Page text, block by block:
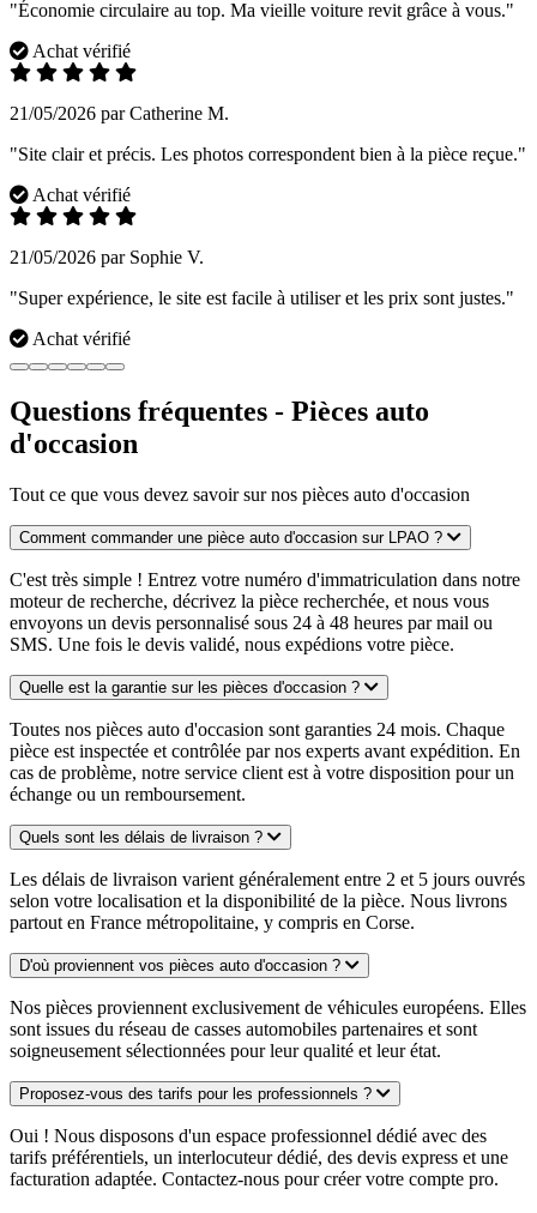
"Économie circulaire au top. Ma vieille voiture revit grâce à vous."
Achat vérifié
21/05/2026 par Catherine M.
"Site clair et précis. Les photos correspondent bien à la pièce reçue."
Achat vérifié
21/05/2026 par Sophie V.
"Super expérience, le site est facile à utiliser et les prix sont justes."
Achat vérifié
Questions fréquentes - Pièces auto
d'occasion
Tout ce que vous devez savoir sur nos pièces auto d'occasion
Comment commander une pièce auto d'occasion sur LPAO ?
C'est très simple ! Entrez votre numéro d'immatriculation dans notre
moteur de recherche, décrivez la pièce recherchée, et nous vous
envoyons un devis personnalisé sous 24 à 48 heures par mail ou
SMS. Une fois le devis validé, nous expédions votre pièce.
Quelle est la garantie sur les pièces d'occasion ?
Toutes nos pièces auto d'occasion sont garanties 24 mois. Chaque
pièce est inspectée et contrôlée par nos experts avant expédition. En
cas de problème, notre service client est à votre disposition pour un
échange ou un remboursement.
Quels sont les délais de livraison ?
Les délais de livraison varient généralement entre 2 et 5 jours ouvrés
selon votre localisation et la disponibilité de la pièce. Nous livrons
partout en France métropolitaine, y compris en Corse.
D'où proviennent vos pièces auto d'occasion ?
Nos pièces proviennent exclusivement de véhicules européens. Elles
sont issues du réseau de casses automobiles partenaires et sont
soigneusement sélectionnées pour leur qualité et leur état.
Proposez-vous des tarifs pour les professionnels ?
Oui ! Nous disposons d'un espace professionnel dédié avec des
tarifs préférentiels, un interlocuteur dédié, des devis express et une
facturation adaptée. Contactez-nous pour créer votre compte pro.